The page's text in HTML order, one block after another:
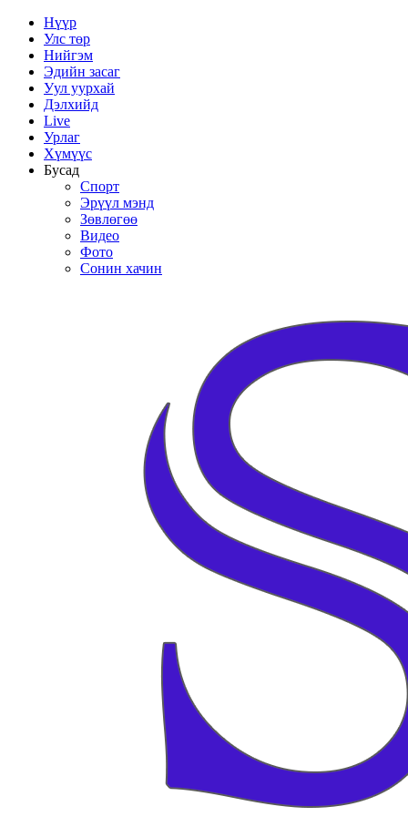
Нүүр
Улс төр
Нийгэм
Эдийн засаг
Уул уурхай
Дэлхийд
Live
Урлаг
Хүмүүс
Бусад
Спорт
Эрүүл мэнд
Зөвлөгөө
Видео
Фото
Сонин хачин